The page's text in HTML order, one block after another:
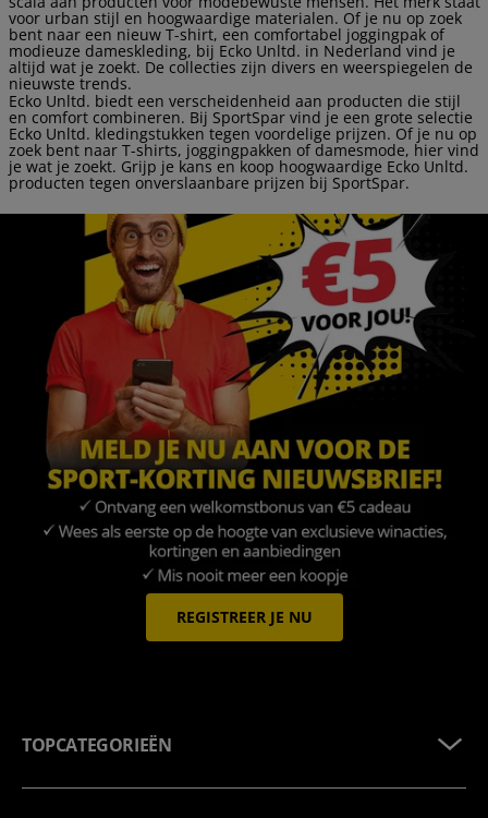
voor urban stijl en hoogwaardige materialen. Of je nu op zoek
bent naar een nieuw T-shirt, een comfortabel joggingpak of
modieuze dameskleding, bij Ecko Unltd. in Nederland vind je
altijd wat je zoekt. De collecties zijn divers en weerspiegelen de
nieuwste trends.
Ecko Unltd. biedt een verscheidenheid aan producten die stijl
en comfort combineren. Bij SportSpar vind je een grote selectie
Ecko Unltd. kledingstukken tegen voordelige prijzen. Of je nu op
zoek bent naar T-shirts, joggingpakken of damesmode, hier vind
je wat je zoekt. Grijp je kans en koop hoogwaardige Ecko Unltd.
producten tegen onverslaanbare prijzen bij SportSpar.
REGISTREER JE NU
TOPCATEGORIEËN